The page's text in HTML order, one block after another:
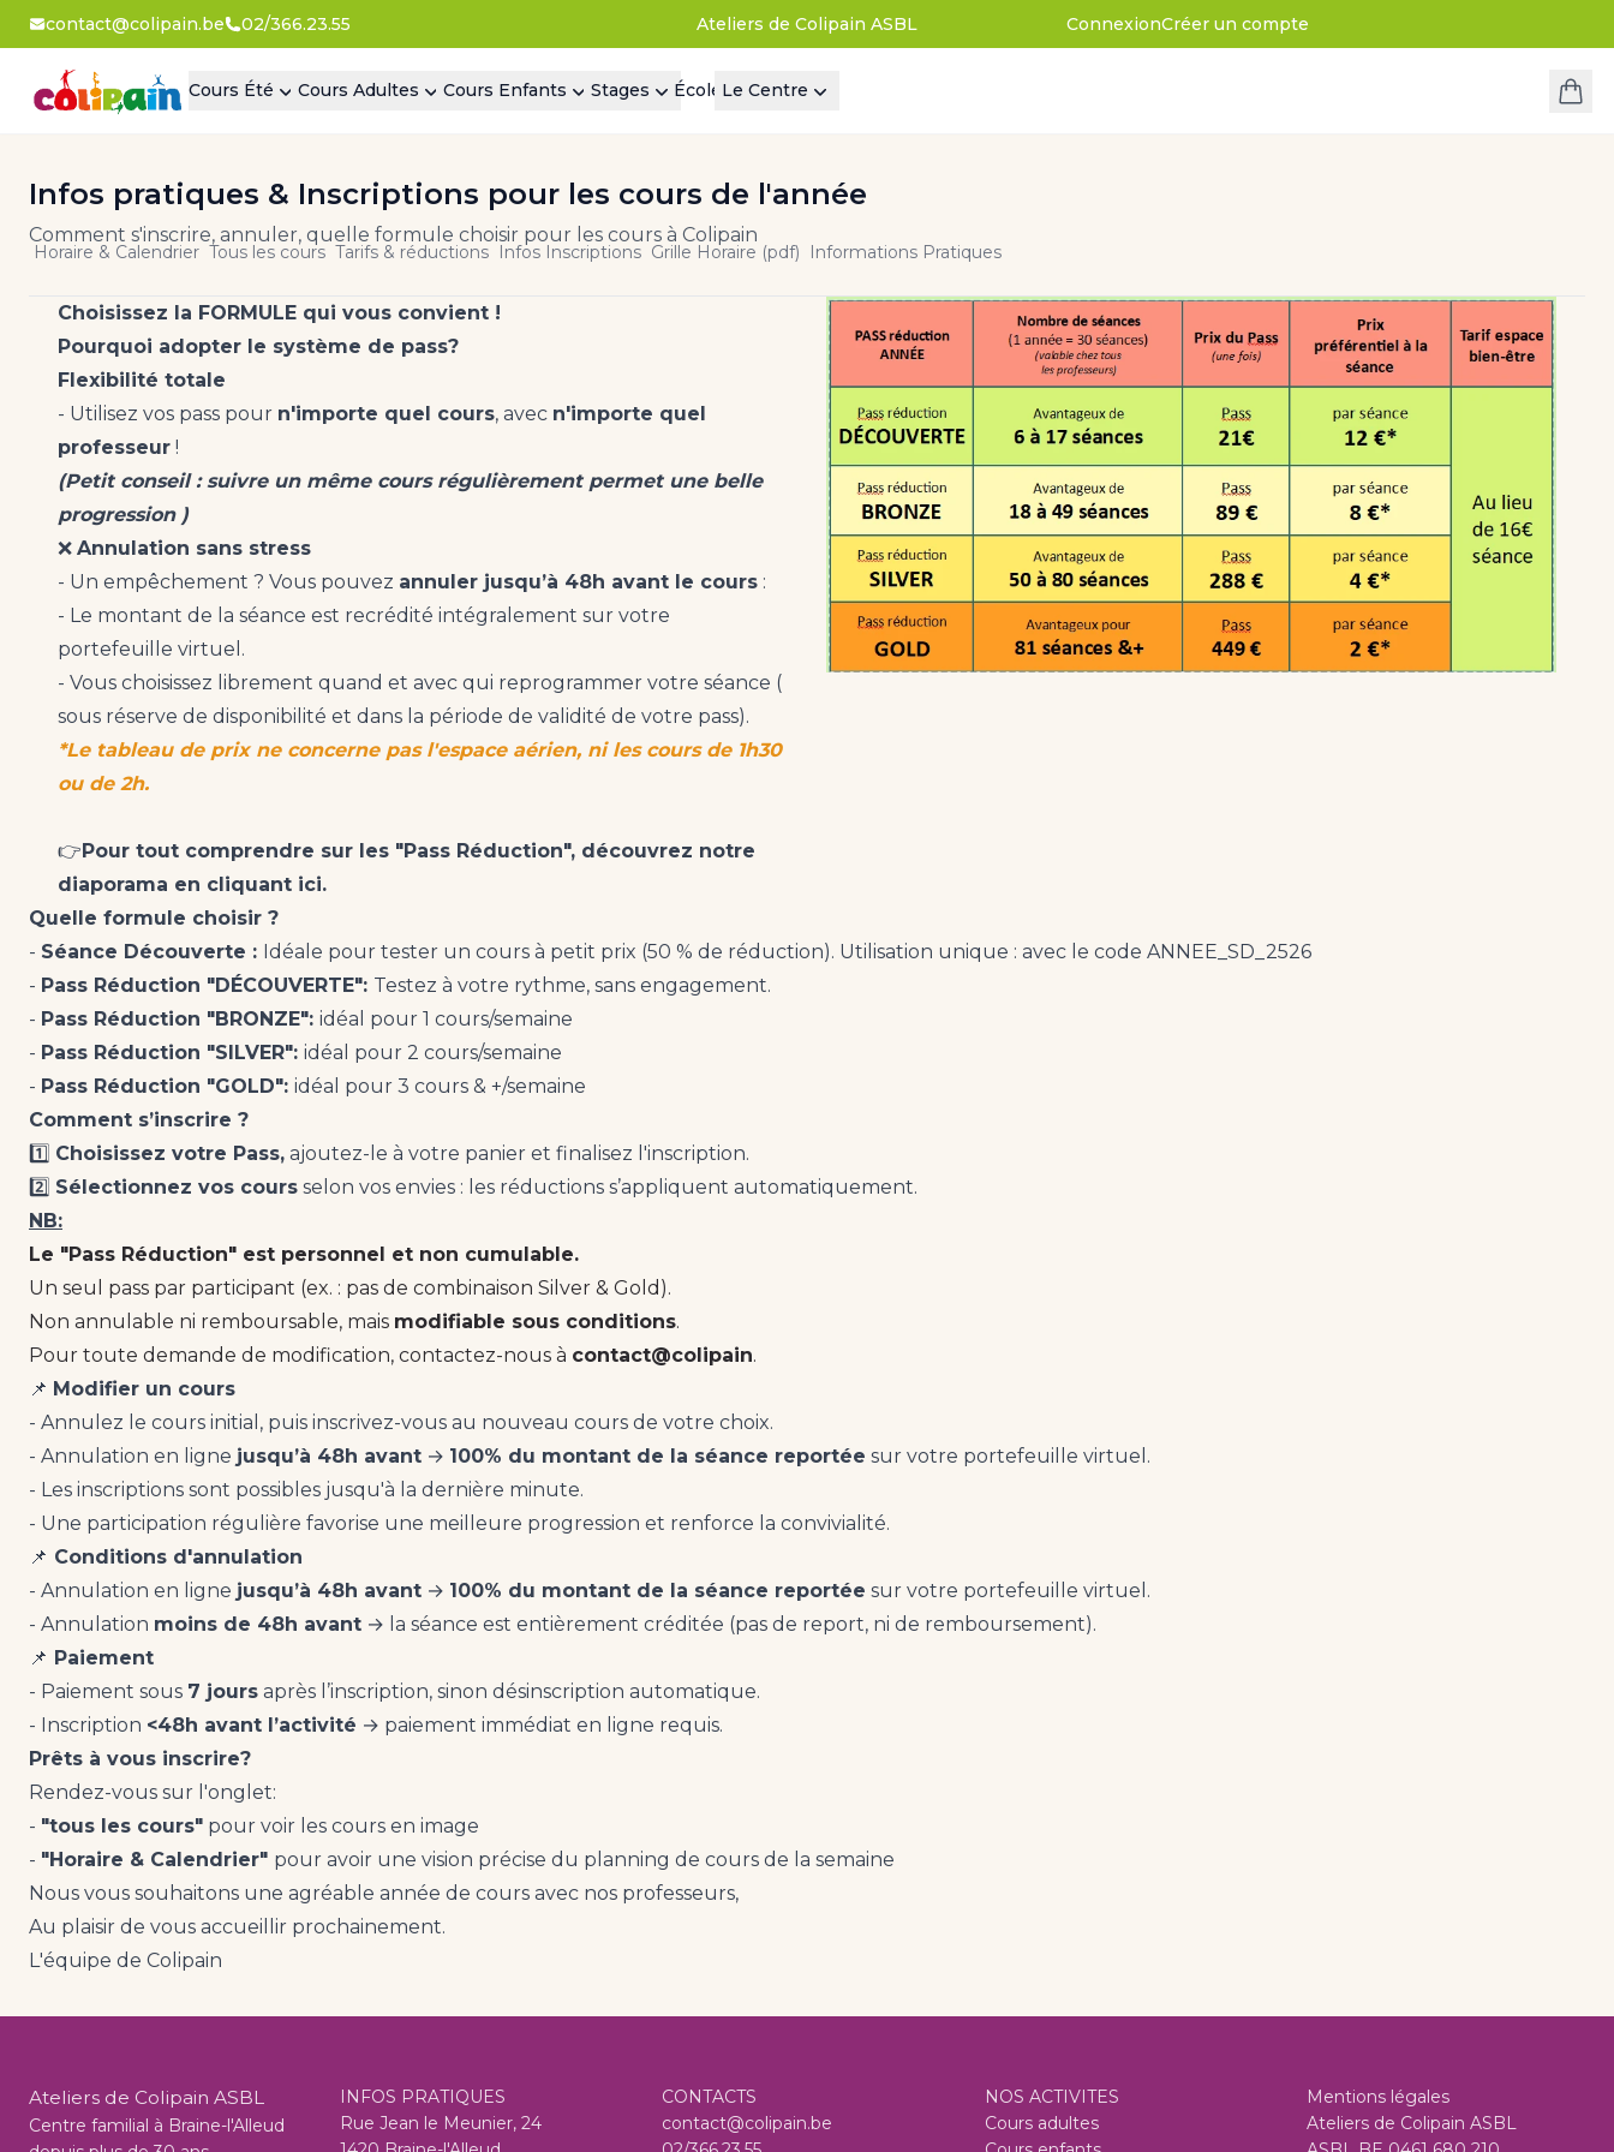
contact@colipain.be 02/366.23.55 Ateliers de Colipain ASBL ConnexionCréer un compte
Cours Été Cours Adultes Cours Enfants Stages École Le Centre
Infos pratiques & Inscriptions pour les cours de l'année
Comment s'inscrire, annuler, quelle formule choisir pour les cours à Colipain
Horaire & Calendrier Tous les cours Tarifs & réductions Infos Inscriptions Grille Horaire (pdf) Informations Pratiques
Choisissez la FORMULE qui vous convient !
Pourquoi adopter le système de pass?
Flexibilité totale
- Utilisez vos pass pour n'importe quel cours, avec n'importe quel
professeur !
(Petit conseil : suivre un même cours régulièrement permet une belle
progression )
❌ Annulation sans stress
- Un empêchement ? Vous pouvez annuler jusqu’à 48h avant le cours :
- Le montant de la séance est recrédité intégralement sur votre
portefeuille virtuel.
- Vous choisissez librement quand et avec qui reprogrammer votre séance (
sous réserve de disponibilité et dans la période de validité de votre pass).
*Le tableau de prix ne concerne pas l'espace aérien, ni les cours de 1h30
ou de 2h.
👉Pour tout comprendre sur les "Pass Réduction", découvrez notre
diaporama en cliquant ici.
Quelle formule choisir ?
- Séance Découverte : Idéale pour tester un cours à petit prix (50 % de réduction). Utilisation unique : avec le code ANNEE_SD_2526
- Pass Réduction "DÉCOUVERTE": Testez à votre rythme, sans engagement.
- Pass Réduction "BRONZE": idéal pour 1 cours/semaine
- Pass Réduction "SILVER": idéal pour 2 cours/semaine
- Pass Réduction "GOLD": idéal pour 3 cours & +/semaine
Comment s’inscrire ?
1️⃣ Choisissez votre Pass, ajoutez-le à votre panier et finalisez l'inscription.
2️⃣ Sélectionnez vos cours selon vos envies : les réductions s’appliquent automatiquement.
NB:
Le "Pass Réduction" est personnel et non cumulable.
Un seul pass par participant (ex. : pas de combinaison Silver & Gold).
Non annulable ni remboursable, mais modifiable sous conditions.
Pour toute demande de modification, contactez-nous à contact@colipain.
📌 Modifier un cours
- Annulez le cours initial, puis inscrivez-vous au nouveau cours de votre choix.
- Annulation en ligne jusqu’à 48h avant → 100% du montant de la séance reportée sur votre portefeuille virtuel.
- Les inscriptions sont possibles jusqu'à la dernière minute.
- Une participation régulière favorise une meilleure progression et renforce la convivialité.
📌 Conditions d'annulation
- Annulation en ligne jusqu’à 48h avant → 100% du montant de la séance reportée sur votre portefeuille virtuel.
- Annulation moins de 48h avant → la séance est entièrement créditée (pas de report, ni de remboursement).
📌 Paiement
- Paiement sous 7 jours après l’inscription, sinon désinscription automatique.
- Inscription <48h avant l’activité → paiement immédiat en ligne requis.
Prêts à vous inscrire?
Rendez-vous sur l'onglet:
- "tous les cours" pour voir les cours en image
- "Horaire & Calendrier" pour avoir une vision précise du planning de cours de la semaine
Nous vous souhaitons une agréable année de cours avec nos professeurs,
Au plaisir de vous accueillir prochainement.
L'équipe de Colipain
Ateliers de Colipain ASBL
Centre familial à Braine-l'Alleud
INFOS PRATIQUES
Rue Jean le Meunier, 24
CONTACTS
contact@colipain.be
NOS ACTIVITES
Cours adultes
Mentions légales
Ateliers de Colipain ASBL